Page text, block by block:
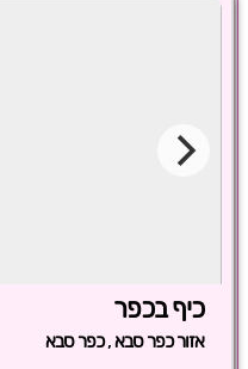
כיף בכפר
אזור כפר סבא,כפר סבא